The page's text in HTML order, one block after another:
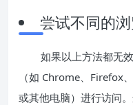
尝试不同的
如果以上方法都无
（如 Chrome、Firefox
或其他电脑）进行访问